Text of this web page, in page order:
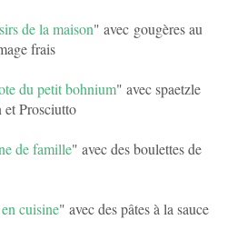
de la maison" avec gougères au
frais
du petit bohnium" avec spaetzle
et Prosciutto
de famille" avec des boulettes de
cuisine" avec des pâtes à la sauce